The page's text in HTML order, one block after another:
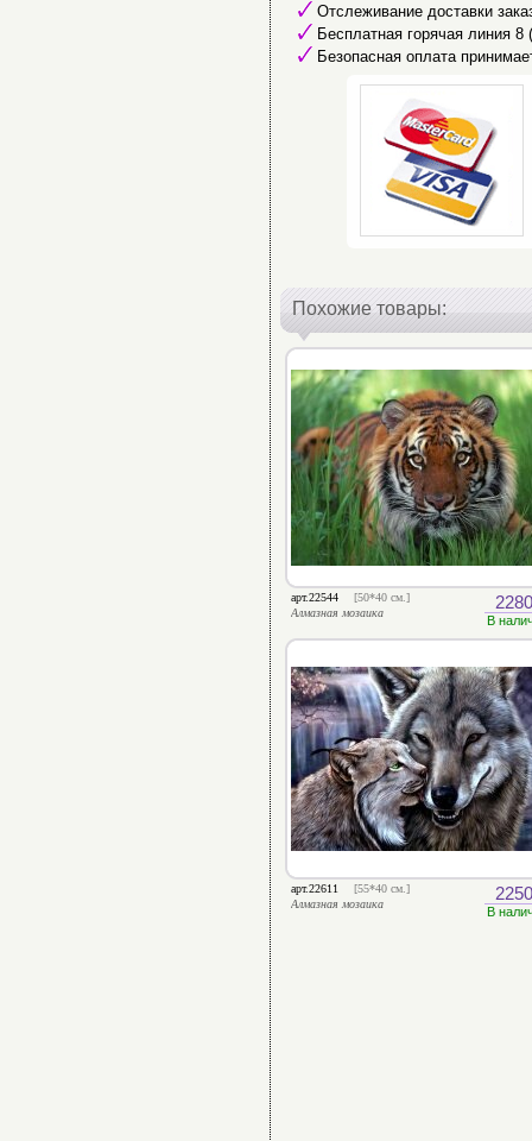
Отслеживание доставки
Бесплатная горячая линия
Безопасная оплата
Похожие товары:
арт.22544
[50*40 см.]
Алмазная мозаика
В
арт.22611
[55*40 см.]
Алмазная мозаика
В